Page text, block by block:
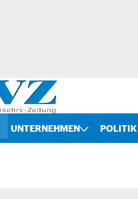
UNTERNEHMEN POLITIK